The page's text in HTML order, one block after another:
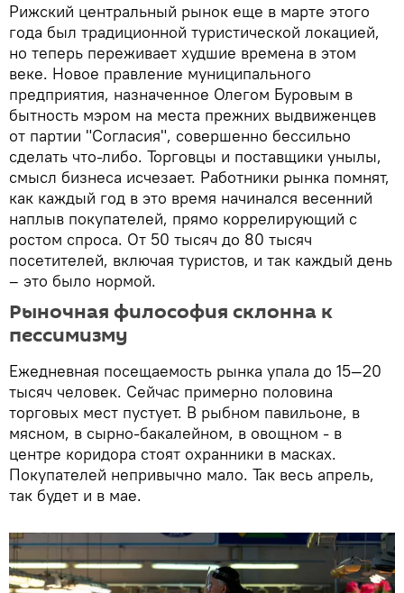
Рижский центральный рынок еще в марте этого
года был традиционной туристической локацией,
но теперь переживает худшие времена в этом
веке. Новое правление муниципального
предприятия, назначенное Олегом Буровым в
бытность мэром на места прежних выдвиженцев
от партии "Согласия", совершенно бессильно
сделать что-либо. Торговцы и поставщики унылы,
смысл бизнеса исчезает. Работники рынка помнят,
как каждый год в это время начинался весенний
наплыв покупателей, прямо коррелирующий с
ростом спроса. От 50 тысяч до 80 тысяч
посетителей, включая туристов, и так каждый день
– это было нормой.
Рыночная философия склонна к
пессимизму
Ежедневная посещаемость рынка упала до 15—20
тысяч человек. Сейчас примерно половина
торговых мест пустует. В рыбном павильоне, в
мясном, в сырно-бакалейном, в овощном - в
центре коридора стоят охранники в масках.
Покупателей непривычно мало. Так весь апрель,
так будет и в мае.